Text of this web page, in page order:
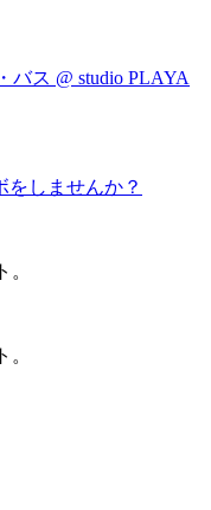
バス @ studio PLAYA
をしませんか？